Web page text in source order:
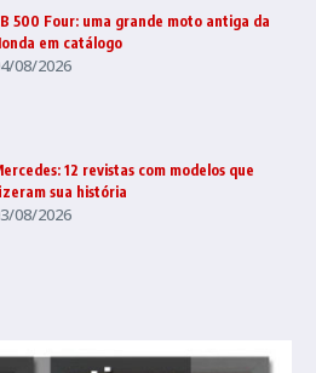
500 Four: uma grande moto antiga da
em catálogo
08/2026
12 revistas com modelos que
sua história
08/2026